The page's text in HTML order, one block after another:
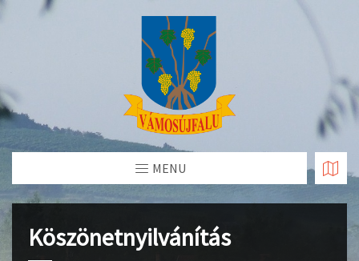
Skip
MENU
Köszönetnyilvánítás